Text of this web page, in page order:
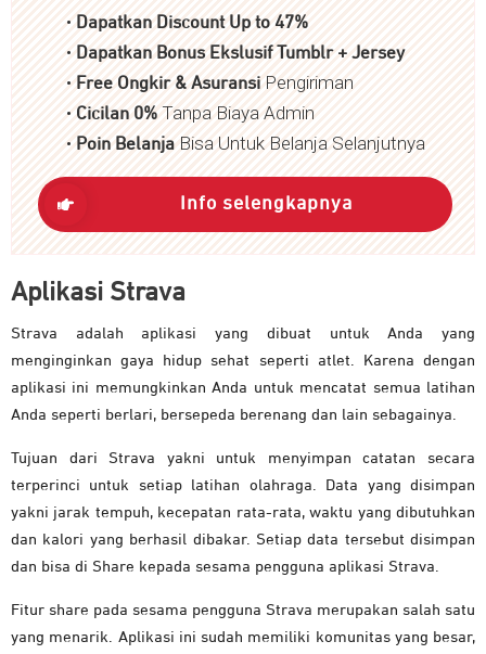
• Dapatkan Discount Up to 47%
• Dapatkan Bonus Ekslusif Tumblr + Jersey
• Free Ongkir & AsuransiPengiriman
• Cicilan 0% Tanpa Biaya Admin
• Poin Belanja Bisa Untuk Belanja Selanjutnya
Info selengkapnya
Aplikasi Strava
Strava adalah aplikasi yang dibuat untuk Anda yang
menginginkan gaya hidup sehat seperti atlet. Karena dengan
aplikasi ini memungkinkan Anda untuk mencatat semua latihan
Anda seperti berlari, bersepeda berenang dan lain sebagainya.
Tujuan dari Strava yakni untuk menyimpan catatan secara
terperinci untuk setiap latihan olahraga. Data yang disimpan
yakni jarak tempuh, kecepatan rata-rata, waktu yang dibutuhkan
dan kalori yang berhasil dibakar. Setiap data tersebut disimpan
dan bisa di Share kepada sesama pengguna aplikasi Strava.
Fitur share pada sesama pengguna Strava merupakan salah satu
yang menarik. Aplikasi ini sudah memiliki komunitas yang besar,